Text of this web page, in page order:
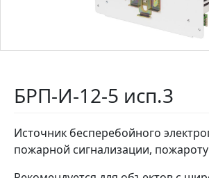
БРП-И-12-5 исп.3
Источник бесперебойного
пожарной сигнализации,